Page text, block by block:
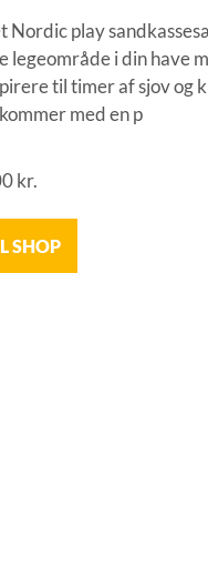
Nordic play
legeområde i din have
til timer af sjov og
med en p
kr.
SHOP